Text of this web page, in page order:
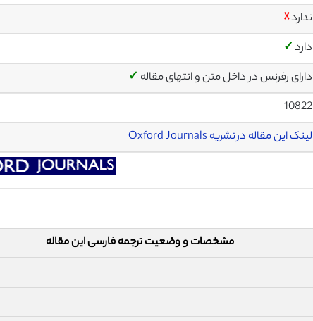
ندارد☓
دارد✓
دارای رفرنس در داخل متن و انتهای مقاله ✓
10822
لینک این مقاله در نشریه Oxford Journals
مشخصات و وضعیت ترجمه فارسی این مقاله